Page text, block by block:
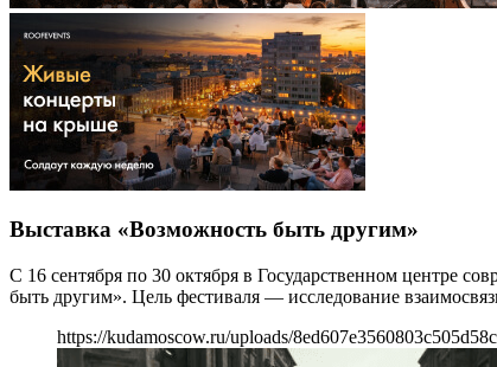
Выставка «Возможность быть другим»
С 16 сентября по 30 октября в Государственном центре
быть другим». Цель фестиваля — исследование
https://kudamoscow.ru/uploads/